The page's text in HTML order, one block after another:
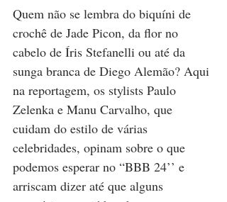
Quem não se lembra do biquíni de
crochê de Jade Picon, da flor no
cabelo de Íris Stefanelli ou até da
sunga branca de Diego Alemão? Aqui
na reportagem, os stylists Paulo
Zelenka e Manu Carvalho, que
cuidam do estilo de várias
celebridades, opinam sobre o que
podemos esperar no “BBB 24’’ e
arriscam dizer até que alguns